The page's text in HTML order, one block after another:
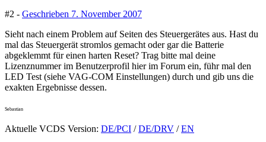
#2 - Geschrieben 7. November 2007
Sieht nach einem Problem auf Seiten des Steuergerätes aus. Hast du
mal das Steuergerät stromlos gemacht oder gar die Batterie
abgeklemmt für einen harten Reset? Trag bitte mal deine
Lizenznummer im Benutzerprofil hier im Forum ein, führ mal den
LED Test (siehe VAG-COM Einstellungen) durch und gib uns die
exakten Ergebnisse dessen.
Sebastian
Aktuelle VCDS Version: DE/PCI /DE/DRV /EN